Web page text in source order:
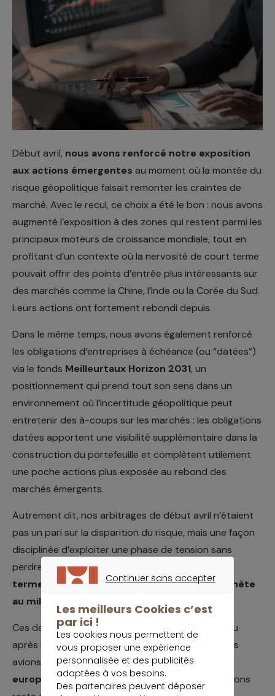
Début avril, nous avons renforcé notre exposition
aux actions émergentes au moment où la montée du
risque géopolitique faisait remonter les craintes de
marché. Avec le recul, ce choix a été le bon : nous avons
augmenté l’exposition à des zones qui restent parmi les
principaux moteurs de croissance mondiale, tout en
profitant d’un contexte où la nervosité de court terme
pouvait offrir des points d’entrée plus intéressants sur
des marchés comme la Chine, l’Inde ou la Corée du Sud.
Leurs actions ont fortement rebondi depuis.
Dans le même temps, nous avons également renforcé
les obligations d’entreprises à échéance (ou “datées”)
via le fonds Meilleurtaux Horizon 2031, un
positionnement qui prend tout son sens dans un
environnement où l’incertitude géopolitique peut
entretenir des à-coups sur les marchés : les obligations
datées apportent une visibilité supplémentaire dans la
construction du portefeuille et complètent utilement
une poche actions plus exposée au rebond des
marchés émergents.
Autrement dit, nos arbitrages de début avril n’étaient
pas un pari sur la disparition du risque, mais une façon
disciplinée d’exploiter une phase de tension sans
perdre de vue l’essentiel :
terme se paie souvent mieux quand elle s’achète
au milieu du bruit
Ces deux arbitrages complètent ceux réalisés peu
après le déclenchement de la guerre, lorsque nous
avions
renforcé notre exposition aux actions
européennes. Notre niveau de détention en actions
Continuer sans accepter
Les meilleurs Cookies c’est
par ici !
Les cookies nous permettent de
vous proposer une expérience
personnalisée et des publicités
adaptées à vos besoins.
Des partenaires peuvent déposer